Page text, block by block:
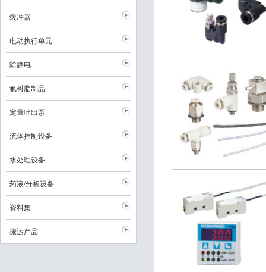
缓冲器
电动执行单元
除静电
氟树脂制品
定量吐出泵
流体控制设备
水处理设备
药液/分析设备
资料集
搬运产品